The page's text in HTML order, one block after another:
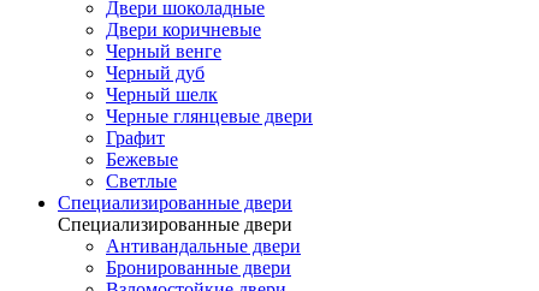
Двери шоколадные
Двери коричневые
Черный венге
Черный дуб
Черный шелк
Черные глянцевые двери
Графит
Бежевые
Светлые
Специализированные двери
Специализированные двери
Антивандальные двери
Бронированные двери